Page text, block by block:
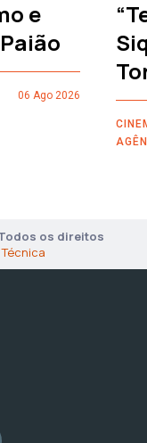
e
06 Ago 2026
os direitos